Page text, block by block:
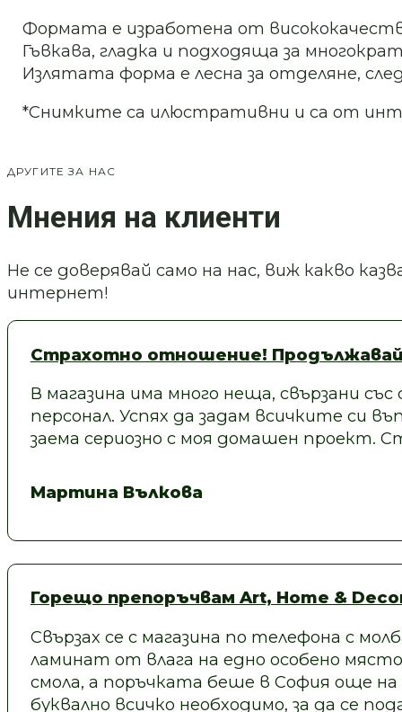
Формата е изработена от
Гъвкава, гладка и подходяща за
Излятата форма е лесна за отделяне,
*Снимките са илюстративни и са от
ДРУГИТЕ ЗА НАС
Мнения на клиенти
Не се доверявай само на нас, виж какво
интернет!
Страхотно отношение!
В магазина има много неща, свързани
персонал. Успях да задам всичките си
заема сериозно с моя домашен
Мартина Вълкова
Горещо препоръчвам Art, Home &
Свързах се с магазина по телефона с
ламинат от влага на едно особено
смола, а поръчката беше в София още
буквално всичко необходимо, за да се